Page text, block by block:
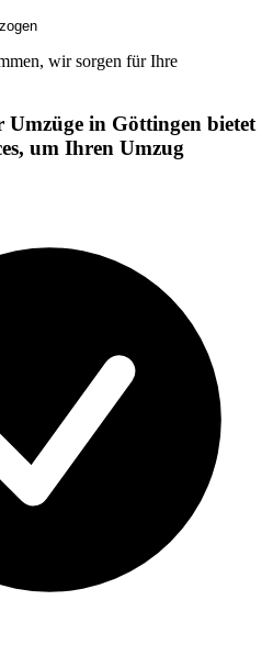
wir sorgen für Ihre
in Göttingen bietet
um Ihren Umzug